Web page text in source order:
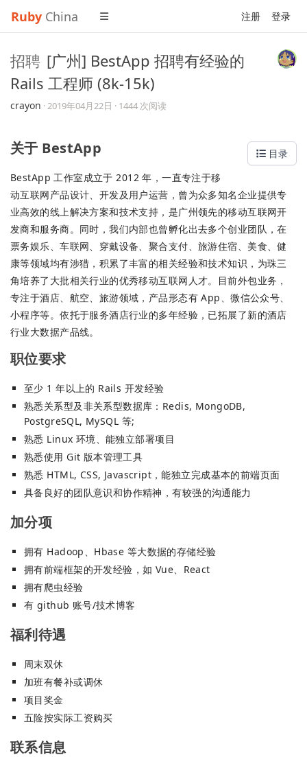
Ruby China 注册 登录
招聘 [广州] BestApp 招聘有经验的
Rails 工程师 (8k-15k)
crayon ·2019年04月22日 · 1444 次阅读
目录
关于 BestApp
BestApp 工作室成立于 2012 年，一直专注于移
动互联网产品设计、开发及用户运营，曾为众多知名企业提供专
业高效的线上解决方案和技术支持，是广州领先的移动互联网开
发商和服务商。同时，我们内部也曾孵化出去多个创业团队，在
票务娱乐、车联网、穿戴设备、聚合支付、旅游住宿、美食、健
康等领域均有涉猎，积累了丰富的相关经验和技术知识，为珠三
角培养了大批相关行业的优秀移动互联网人才。目前外包业务，
专注于酒店、航空、旅游领域，产品形态有 App、微信公众号、
小程序等。依托于服务酒店行业的多年经验，已拓展了新的酒店
行业大数据产品线。
职位要求
至少 1 年以上的 Rails 开发经验
熟悉关系型及非关系型数据库：Redis, MongoDB,
PostgreSQL, MySQL 等;
熟悉 Linux 环境、能独立部署项目
熟悉使用 Git 版本管理工具
熟悉 HTML, CSS, Javascript，能独立完成基本的前端页面
具备良好的团队意识和协作精神，有较强的沟通能力
加分项
拥有 Hadoop、Hbase 等大数据的存储经验
拥有前端框架的开发经验，如 Vue、React
拥有爬虫经验
有 github 账号/技术博客
福利待遇
周末双休
加班有餐补或调休
项目奖金
五险按实际工资购买
联系信息